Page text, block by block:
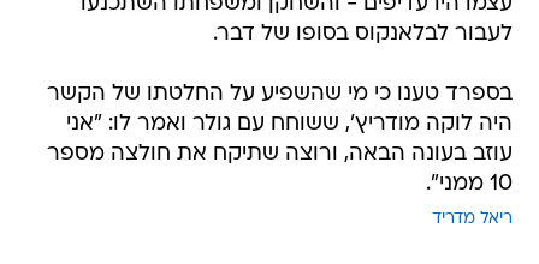
לעבור לבלאנקוס בסופו של דבר.
בספרד טענו כי מי שהשפיע על החלטתו של הקשר
היה לוקה מודריץ', ששוחח עם גולר ואמר לו: "אני
עוזב בעונה הבאה, ורוצה שתיקח את חולצה מספר
10 ממני".
ריאל מדריד